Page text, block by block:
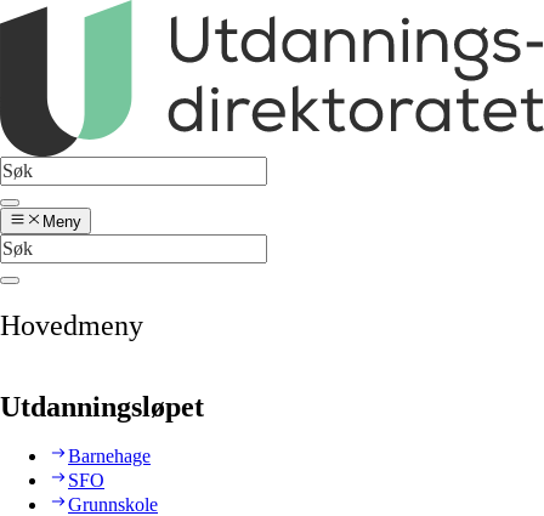
Meny
Hovedmeny
Utdanningsløpet
Barnehage
SFO
Grunnskole